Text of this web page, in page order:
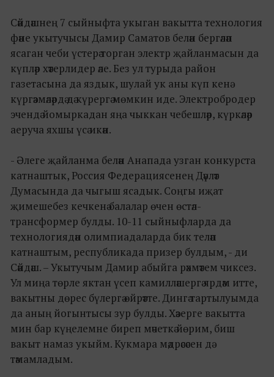
Сәйдәшнең 7 сыйныфта укыган вакытта технология
фәне укытучысы Дамир Саматов белән бергәләп
ясаган чеби үстерә торган электр җайланмасын да
күпләр хәтерлидер әле. Без ул турыда район
газетасына да яздык, шулай ук аны күп кенә
күргәзмәләрдә дә күрергә мөмкин иде. Электробродер
эчендә йомыркадан яңа чыккан чебешләр, күркәләр
аеруча яхшы үсә икән.
- Әлеге җайланма белән Анапада узган конкурста
катнаштык, Россия Федерациясенең Дәүләт
Думасында да чыгыш ясадык. Соңгы иҗат
җимешебез кечкенә балалар өчен өстәл-
трансформер булды. 10-11 сыйныфларда да
технологиядән олимпиадаларда бик теләп
катнаштым, республикада призер булдым, - ди
Сәйдәш. – Укытучым Дамир абыйга рәхмәтем чиксез.
Ул миңа төрле яктан үсеп камилләшергә ярдәм итте,
вакытны дөрес бүлергә өйрәтте. Дингә тартылуымда
да аның йогынтысы зур булды. Хәзерге вакытта
мин бар күңелемне биреп мәчеткә йөрим, биш
вакыт намаз укыйм. Кукмара мәдрәсәсен дә
тәмамладым.